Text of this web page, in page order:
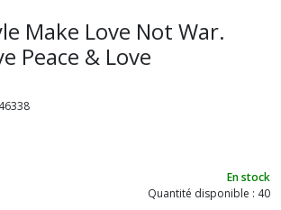
Make Love Not War.
Peace & Love
En stock
Quantité disponible : 40